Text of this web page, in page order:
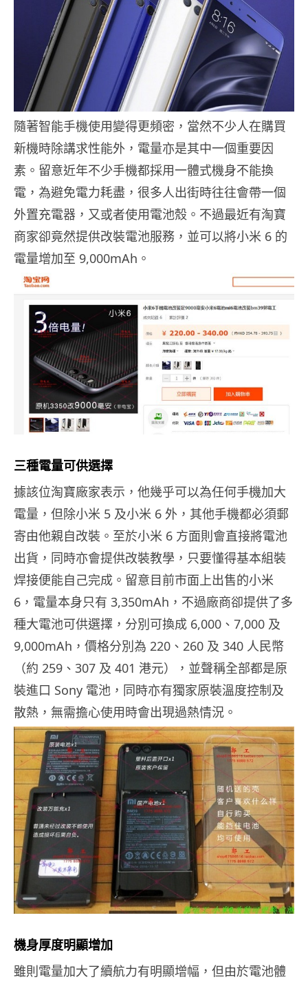
隨著智能手機使用變得更頻密，當然不少人在購買
新機時除講求性能外，電量亦是其中一個重要因
素。留意近年不少手機都採用一體式機身不能換
電，為避免電力耗盡，很多人出街時往往會帶一個
外置充電器，又或者使用電池殼。不過最近有淘寶
商家卻竟然提供改裝電池服務，並可以將小米 6 的
電量增加至 9,000mAh。
三種電量可供選擇
據該位淘寶廠家表示，他幾乎可以為任何手機加大
電量，但除小米 5 及小米 6 外，其他手機都必須郵
寄由他親自改裝。至於小米 6 方面則會直接將電池
出貨，同時亦會提供改裝教學，只要懂得基本組裝
焊接便能自己完成。留意目前市面上出售的小米
6，電量本身只有 3,350mAh，不過廠商卻提供了多
種大電池可供選擇，分別可換成 6,000、7,000 及
9,000mAh，價格分別為 220、260 及 340 人民幣
（約 259、307 及 401 港元），並聲稱全部都是原
裝進口 Sony 電池，同時亦有獨家原裝溫度控制及
散熱，無需擔心使用時會出現過熱情況。
機身厚度明顯增加
雖則電量加大了續航力有明顯增幅，但由於電池體